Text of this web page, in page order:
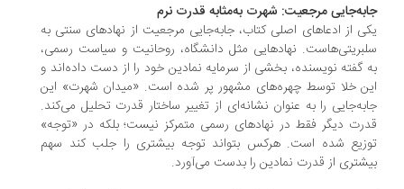
مرجعیت: شهرت به‌مثابه قدرت نرم
از ادعاهای اصلی کتاب، جا‌به‌جایی مرجعیت از نهادهای سنتی به
نهادهایی مثل دانشگاه، روحانیت و سیاست رسمی،
گفته نویسنده، بخشی از سرمایه نمادین خود را از دست داده‌اند و
خلا توسط چهره‌های مشهور پر شده است. «میدان شهرت» این
را به عنوان نشانه‌ای از تغییر ساختار قدرت تحلیل می‌کند.
دیگر فقط در نهادهای رسمی متمرکز نیست؛ بلکه در «توجه»
شده است. هرکس بتواند توجه بیشتری را جلب کند سهم
از قدرت نمادین را بدست می‌آورد.